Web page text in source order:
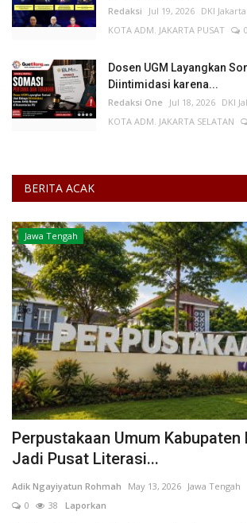
Redaksi Jul 19, 2026 DKI Jakarta
KOTA ADM. JAKARTA PUSAT
0
Dosen UGM Layangkan
Diintimidasi karena...
Redaksi One Jul 18, 2026 DKI
KOTA ADM. JAKARTA SELATAN
BERITA ACAK
Jawa Tengah
Perpustakaan Umum Kabupaten
Jadi Pusat Literasi...
Adik Ngayiyatun Rohmah May 13, 2026 Jawa Tengah
0
38 Laporkan